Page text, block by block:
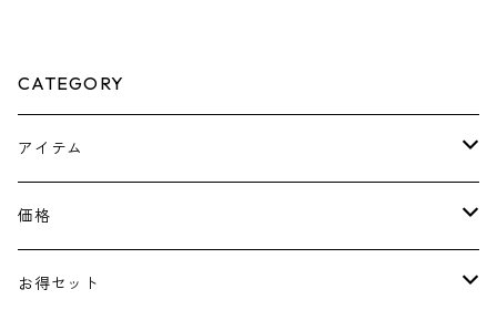
CATEGORY
アイテム
ピアス
ネックレス
価格
￥1100～￥2000
お得セット